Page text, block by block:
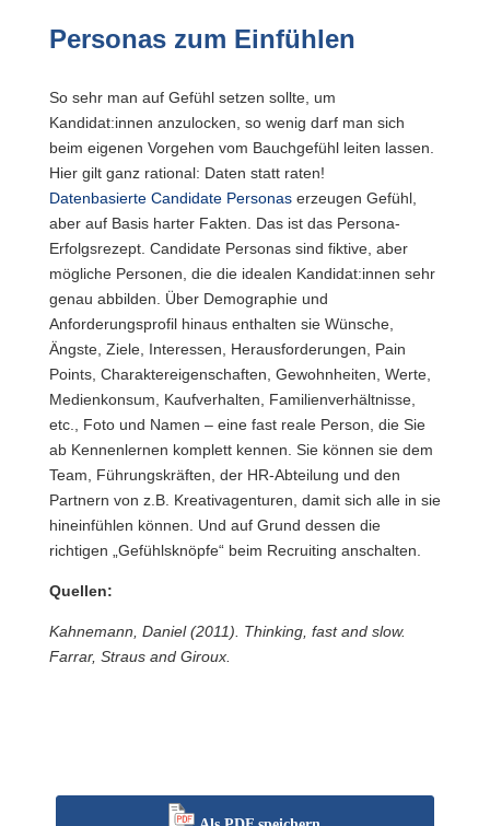
Personas zum Einfühlen
So sehr man auf Gefühl setzen sollte, um
Kandidat:innen anzulocken, so wenig darf man sich
beim eigenen Vorgehen vom Bauchgefühl leiten lassen.
Hier gilt ganz rational: Daten statt raten!
Datenbasierte Candidate Personaserzeugen Gefühl,
aber auf Basis harter Fakten. Das ist das Persona-
Erfolgsrezept. Candidate Personas sind fiktive, aber
mögliche Personen, die die idealen Kandidat:innen sehr
genau abbilden. Über Demographie und
Anforderungsprofil hinaus enthalten sie Wünsche,
Ängste, Ziele, Interessen, Herausforderungen, Pain
Points, Charaktereigenschaften, Gewohnheiten, Werte,
Medienkonsum, Kaufverhalten, Familienverhältnisse,
etc., Foto und Namen – eine fast reale Person, die Sie
ab Kennenlernen komplett kennen. Sie können sie dem
Team, Führungskräften, der HR-Abteilung und den
Partnern von z.B. Kreativagenturen, damit sich alle in sie
hineinfühlen können. Und auf Grund dessen die
richtigen „Gefühlsknöpfe“ beim Recruiting anschalten.
Quellen:
Kahnemann, Daniel (2011). Thinking, fast and slow.
Farrar, Straus and Giroux.